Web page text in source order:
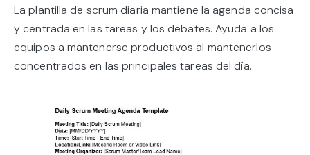
La plantilla de scrum diaria mantiene la agenda concisa
y centrada en las tareas y los debates. Ayuda a los
equipos a mantenerse productivos al mantenerlos
concentrados en las principales tareas del día.